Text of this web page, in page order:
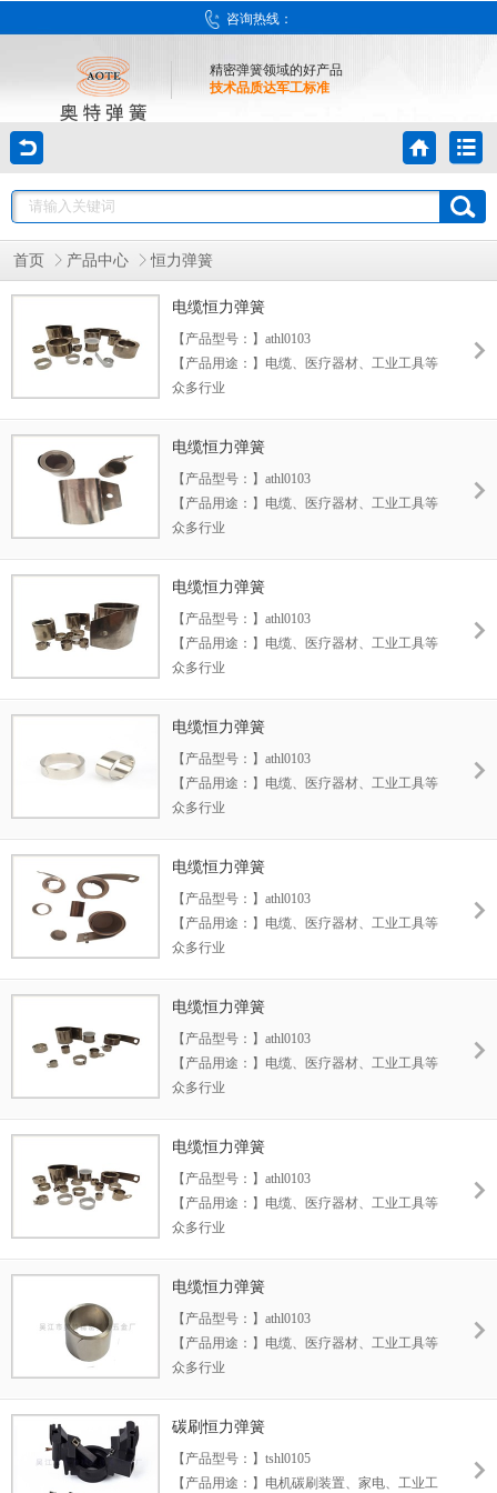
咨询热线：
精密弹簧领域的好产品
技术品质达军工标准
首页 产品中心 恒力弹簧
电缆恒力弹簧
【产品型号：】athl0103
【产品用途：】电缆、医疗器材、工业工具等
众多行业
【产品优势：】1.使用寿命长 2.表面不易腐蚀
【生产范围：】厚度 宽度 长度（按客户要求
定制）
电缆恒力弹簧
【产品型号：】athl0103
【产品用途：】电缆、医疗器材、工业工具等
众多行业
【产品优势：】1.使用寿命长 2.表面不易腐蚀
【生产范围：】厚度 宽度 长度（按客户要求
定制）
电缆恒力弹簧
【产品型号：】athl0103
【产品用途：】电缆、医疗器材、工业工具等
众多行业
【产品优势：】1.使用寿命长 2.表面不易腐蚀
【生产范围：】厚度 宽度 长度（按客户要求
定制）
电缆恒力弹簧
【产品型号：】athl0103
【产品用途：】电缆、医疗器材、工业工具等
众多行业
【产品优势：】1.使用寿命长 2.表面不易腐蚀
【生产范围：】厚度 宽度 长度（按客户要求
定制）
电缆恒力弹簧
【产品型号：】athl0103
【产品用途：】电缆、医疗器材、工业工具等
众多行业
【产品优势：】1.使用寿命长 2.表面不易腐蚀
【生产范围：】厚度 宽度 长度（按客户要求
定制）
电缆恒力弹簧
【产品型号：】athl0103
【产品用途：】电缆、医疗器材、工业工具等
众多行业
【产品优势：】1.使用寿命长 2.表面不易腐蚀
【生产范围：】厚度 宽度 长度（按客户要求
定制）
电缆恒力弹簧
【产品型号：】athl0103
【产品用途：】电缆、医疗器材、工业工具等
众多行业
【产品优势：】1.使用寿命长 2.表面不易腐蚀
【生产范围：】厚度 宽度 长度（按客户要求
定制）
电缆恒力弹簧
【产品型号：】athl0103
【产品用途：】电缆、医疗器材、工业工具等
众多行业
【产品优势：】1.使用寿命长 2.表面不易腐蚀
【生产范围：】厚度 宽度 长度（按客户要求
定制）
碳刷恒力弹簧
【产品型号：】tshl0105
【产品用途：】电机碳刷装置、家电、工业工